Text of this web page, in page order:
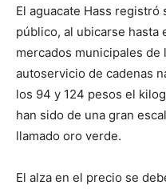
El aguacate Hass
público, al ubicarse hasta
mercados municipales de
autoservicio de cadenas
los 94 y 124 pesos el
han sido de una gran
llamado oro verde.
El alza en el precio se